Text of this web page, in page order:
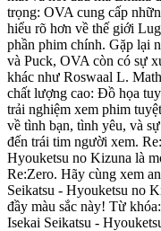
trọng: OVA cung cấp
hiểu rõ hơn về thế giới
phần phim chính. Gặp lại
và Puck, OVA còn có sự
khác như Roswaal L.
chất lượng cao: Đồ họa
trải nghiệm xem phim
về tình bạn, tình yêu, và
đến trái tim người xem.
Hyouketsu no Kizuna là
Re:Zero. Hãy cùng xem
Seikatsu - Hyouketsu no
đầy màu sắc này! Từ
Isekai Seikatsu -